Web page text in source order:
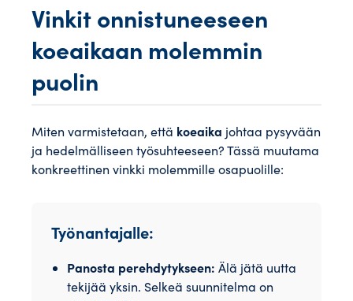
Vinkit onnistuneeseen
koeaikaan molemmin
puolin
Miten varmistetaan, että koeaika johtaa pysyvään
ja hedelmälliseen työsuhteeseen? Tässä muutama
konkreettinen vinkki molemmille osapuolille:
Työnantajalle:
Panosta perehdytykseen: Älä jätä uutta
tekijää yksin. Selkeä suunnitelma on